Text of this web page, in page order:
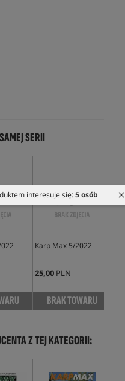
interesuje się:5 osób
SERII
Karp Max 5/2022
25,00 PLN
BRAK TOWARU
Z TEJ KATEGORII: